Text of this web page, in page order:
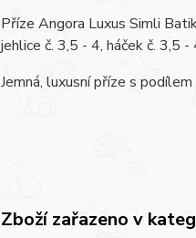
Příze Angora Luxus Simli
jehlice č. 3,5 - 4, háček č. 3,5 -
Jemná, luxusní příze s
Zboží zařazeno v